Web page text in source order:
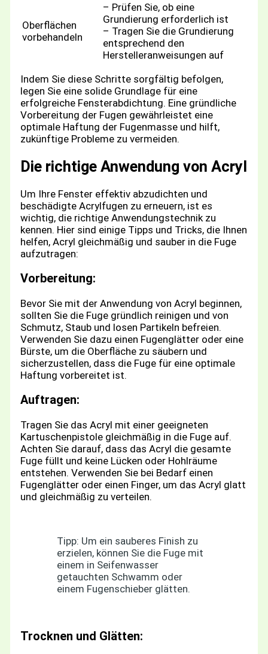
Oberflächen
vorbehandeln
– Prüfen Sie, ob eine
Grundierung erforderlich ist
– Tragen Sie die Grundierung
entsprechend den
Herstelleranweisungen auf
Indem Sie diese Schritte sorgfältig befolgen,
legen Sie eine solide Grundlage für eine
erfolgreiche Fensterabdichtung. Eine gründliche
Vorbereitung der Fugen gewährleistet eine
optimale Haftung der Fugenmasse und hilft,
zukünftige Probleme zu vermeiden.
Die richtige Anwendung von Acryl
Um Ihre Fenster effektiv abzudichten und
beschädigte Acrylfugen zu erneuern, ist es
wichtig, die richtige Anwendungstechnik zu
kennen. Hier sind einige Tipps und Tricks, die Ihnen
helfen, Acryl gleichmäßig und sauber in die Fuge
aufzutragen:
Vorbereitung:
Bevor Sie mit der Anwendung von Acryl beginnen,
sollten Sie die Fuge gründlich reinigen und von
Schmutz, Staub und losen Partikeln befreien.
Verwenden Sie dazu einen Fugenglätter oder eine
Bürste, um die Oberfläche zu säubern und
sicherzustellen, dass die Fuge für eine optimale
Haftung vorbereitet ist.
Auftragen:
Tragen Sie das Acryl mit einer geeigneten
Kartuschenpistole gleichmäßig in die Fuge auf.
Achten Sie darauf, dass das Acryl die gesamte
Fuge füllt und keine Lücken oder Hohlräume
entstehen. Verwenden Sie bei Bedarf einen
Fugenglätter oder einen Finger, um das Acryl glatt
und gleichmäßig zu verteilen.
Tipp: Um ein sauberes Finish zu
erzielen, können Sie die Fuge mit
einem in Seifenwasser
getauchten Schwamm oder
einem Fugenschieber glätten.
Trocknen und Glätten: